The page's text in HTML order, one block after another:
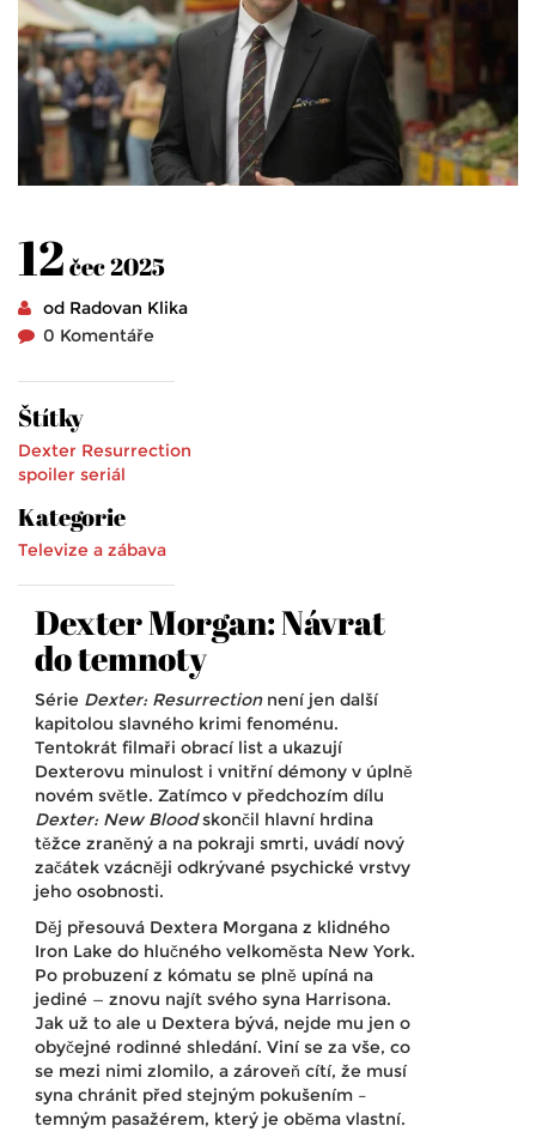
12čec 2025
od Radovan Klika
0 Komentáře
Štítky
Dexter Resurrection
spoiler seriál
Kategorie
Televize a zábava
Dexter Morgan: Návrat
do temnoty
Série Dexter: Resurrectionnení jen další
kapitolou slavného krimi fenoménu.
Tentokrát filmaři obrací list a ukazují
Dexterovu minulost i vnitřní démony v úplně
novém světle. Zatímco v předchozím dílu
Dexter: New Bloodskončil hlavní hrdina
těžce zraněný a na pokraji smrti, uvádí nový
začátek vzácněji odkrývané psychické vrstvy
jeho osobnosti.
Děj přesouvá Dextera Morgana z klidného
Iron Lake do hlučného velkoměsta New York.
Po probuzení z kómatu se plně upíná na
jediné — znovu najít svého syna Harrisona.
Jak už to ale u Dextera bývá, nejde mu jen o
obyčejné rodinné shledání. Viní se za vše, co
se mezi nimi zlomilo, a zároveň cítí, že musí
syna chránit před stejným pokušením –
temným pasažérem, který je oběma vlastní.